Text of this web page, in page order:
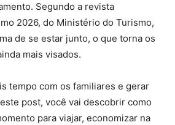
Segundo a revista
2026, do Ministério do Turismo,
de se estar junto, o que torna os
mais visados.
tempo com os familiares e gerar
post, você vai descobrir como
para viajar, economizar na